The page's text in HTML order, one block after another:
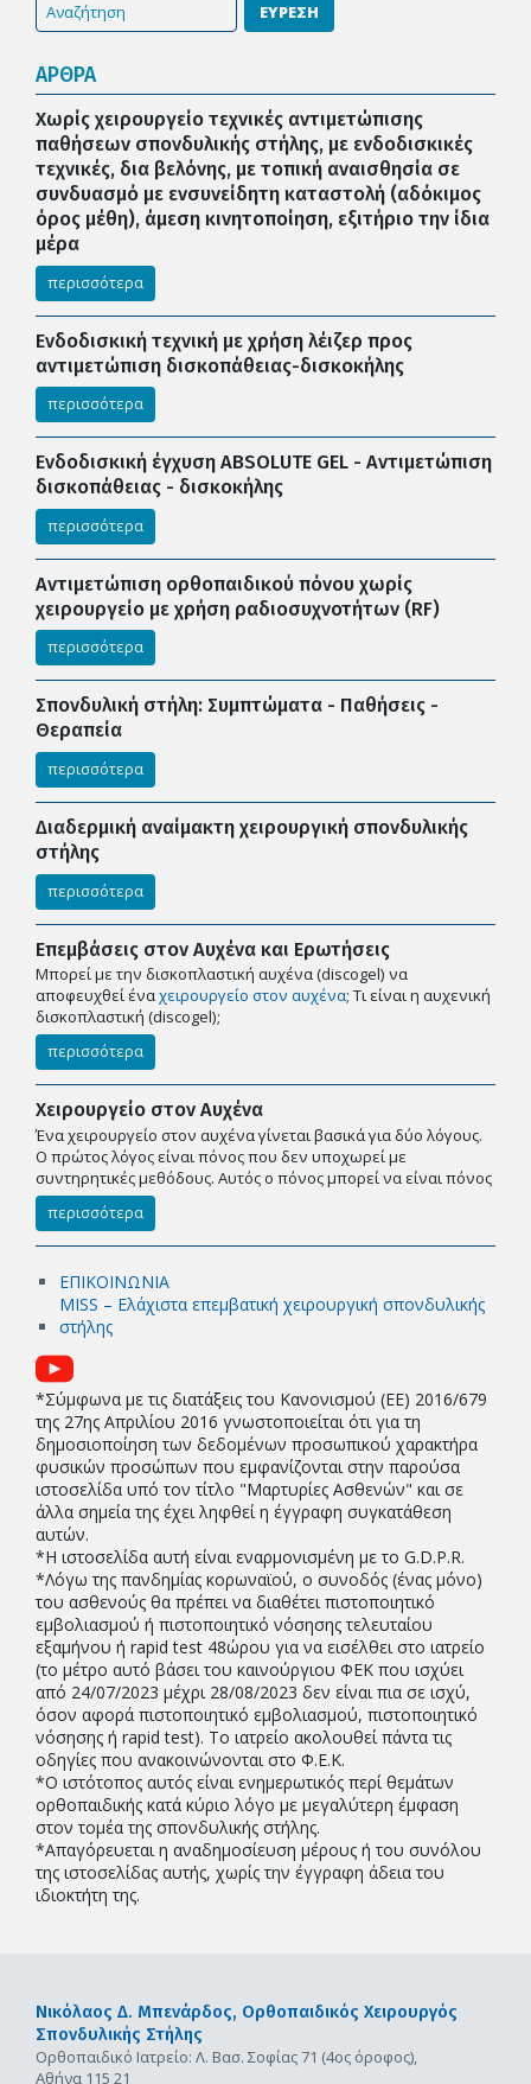
ΕΥΡΕΣΗ
ΑΡΘΡΑ
Χωρίς χειρουργείο τεχνικές αντιμετώπισης
παθήσεων σπονδυλικής στήλης, με ενδοδισκικές
τεχνικές, δια βελόνης, με τοπική αναισθησία σε
συνδυασμό με ενσυνείδητη καταστολή (αδόκιμος
όρος μέθη), άμεση κινητοποίηση, εξιτήριο την ίδια
μέρα
περισσότερα
Ενδοδισκική τεχνική με χρήση λέιζερ προς
αντιμετώπιση δισκοπάθειας-δισκοκήλης
περισσότερα
Ενδοδισκική έγχυση ABSOLUTE GEL - Αντιμετώπιση
δισκοπάθειας - δισκοκήλης
περισσότερα
Αντιμετώπιση ορθοπαιδικού πόνου χωρίς
χειρουργείο με χρήση ραδιοσυχνοτήτων (RF)
περισσότερα
Σπονδυλική στήλη: Συμπτώματα - Παθήσεις -
Θεραπεία
περισσότερα
Διαδερμική αναίμακτη χειρουργική σπονδυλικής
στήλης
περισσότερα
Επεμβάσεις στον Αυχένα και Ερωτήσεις
Μπορεί με την δισκοπλαστική αυχένα (discogel) να
αποφευχθεί έναχειρουργείο στον αυχένα; Tι είναι η αυχενική
δισκοπλαστική (discogel);
περισσότερα
Χειρουργείο στον Αυχένα
Ένα χειρουργείο στον αυχένα γίνεται βασικά για δύο λόγους.
Ο πρώτος λόγος είναι πόνος που δεν υποχωρεί με
συντηρητικές μεθόδους. Αυτός ο πόνος μπορεί να είναι πόνος
περισσότερα
ΕΠΙΚΟΙΝΩΝΙΑ
MISS – Ελάχιστα επεμβατική χειρουργική σπονδυλικής
στήλης
*Σύμφωνα με τις διατάξεις του Κανονισμού (EE) 2016/679
της 27ης Απριλίου 2016 γνωστοποιείται ότι για τη
δημοσιοποίηση των δεδομένων προσωπικού χαρακτήρα
φυσικών προσώπων που εμφανίζονται στην παρούσα
ιστοσελίδα υπό τον τίτλο "Μαρτυρίες Ασθενών" και σε
άλλα σημεία της έχει ληφθεί η έγγραφη συγκατάθεση
αυτών.
*Η ιστοσελίδα αυτή είναι εναρμονισμένη με το G.D.P.R.
*Λόγω της πανδημίας κορωναϊού, ο συνοδός (ένας μόνο)
του ασθενούς θα πρέπει να διαθέτει πιστοποιητικό
εμβολιασμού ή πιστοποιητικό νόσησης τελευταίου
εξαμήνου ή rapid test 48ώρου για να εισέλθει στο ιατρείο
(το μέτρο αυτό βάσει του καινούργιου ΦΕΚ που ισχύει
από 24/07/2023 μέχρι 28/08/2023 δεν είναι πια σε ισχύ,
όσον αφορά πιστοποιητικό εμβολιασμού, πιστοποιητικό
νόσησης ή rapid test). Το ιατρείο ακολουθεί πάντα τις
οδηγίες που ανακοινώνονται στο Φ.Ε.Κ.
*Ο ιστότοπος αυτός είναι ενημερωτικός περί θεμάτων
ορθοπαιδικής κατά κύριο λόγο με μεγαλύτερη έμφαση
στον τομέα της σπονδυλικής στήλης.
*Απαγόρευεται η αναδημοσίευση μέρους ή του συνόλου
της ιστοσελίδας αυτής, χωρίς την έγγραφη άδεια του
ιδιοκτήτη της.
Νικόλαος Δ. Μπενάρδος, Ορθοπαιδικός Χειρουργός
Σπονδυλικής Στήλης
Ορθοπαιδικό Ιατρείο: Λ. Βασ. Σοφίας 71 (4ος όροφος),
Αθήνα 115 21